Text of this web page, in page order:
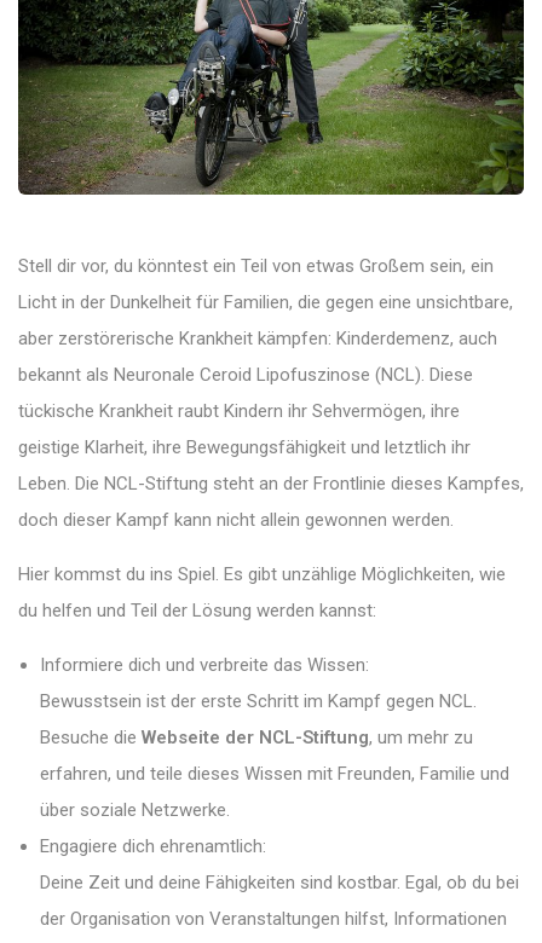
Stell dir vor, du könntest ein Teil von etwas Großem sein, ein
Licht in der Dunkelheit für Familien, die gegen eine unsichtbare,
aber zerstörerische Krankheit kämpfen: Kinderdemenz, auch
bekannt als Neuronale Ceroid Lipofuszinose (NCL). Diese
tückische Krankheit raubt Kindern ihr Sehvermögen, ihre
geistige Klarheit, ihre Bewegungsfähigkeit und letztlich ihr
Leben. Die NCL-Stiftung steht an der Frontlinie dieses Kampfes,
doch dieser Kampf kann nicht allein gewonnen werden.
Hier kommst du ins Spiel. Es gibt unzählige Möglichkeiten, wie
du helfen und Teil der Lösung werden kannst:
Informiere dich und verbreite das Wissen:
Bewusstsein ist der erste Schritt im Kampf gegen NCL.
Besuche die Webseite der NCL-Stiftung, um mehr zu
erfahren, und teile dieses Wissen mit Freunden, Familie und
über soziale Netzwerke.
Engagiere dich ehrenamtlich:
Deine Zeit und deine Fähigkeiten sind kostbar. Egal, ob du bei
der Organisation von Veranstaltungen hilfst, Informationen